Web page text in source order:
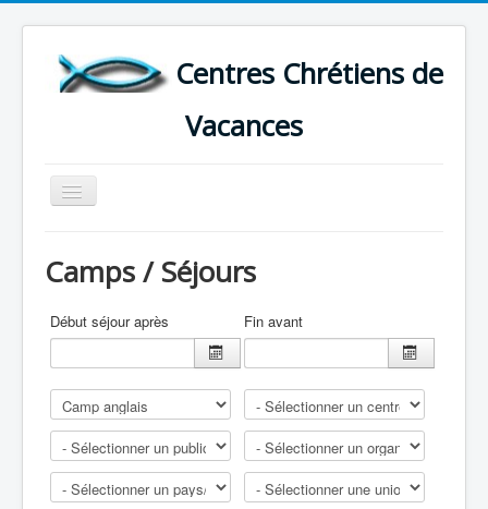
Centres Chrétiens de
Vacances
Basculer
la
CARTE DES CENTRES DE VACANCES .
LISTE DES SEJOURS DE VACANCES 2026
Camps / Séjours
Début séjour après Fin avant